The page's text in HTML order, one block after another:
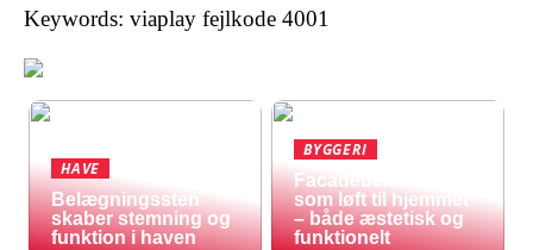
Keywords: viaplay fejlkode 4001
HAVE
Belægningssten
skaber stemning og
funktion i haven
BYGGERI
Facadebeklædning
som løft til hjemmet
– både æstetisk og
funktionelt